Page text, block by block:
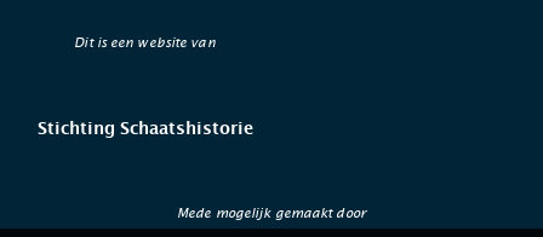
Dit is een website van
Stichting Schaatshistorie
Mede mogelijk gemaakt door